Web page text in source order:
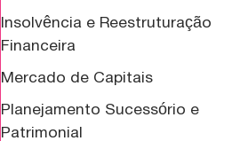
Insolvência e Reestruturação
Financeira
Mercado de Capitais
Planejamento Sucessório e
Patrimonial